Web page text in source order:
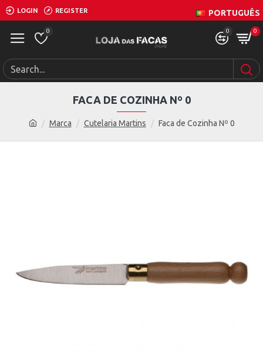
LOGIN REGISTER PORTUGUÊS
0 0 0
Marca Cutelaria Martins Faca de Cozinha Nº 0
FACA DE COZINHA Nº 0